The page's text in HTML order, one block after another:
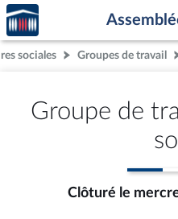
Aller au contenu
Aller en bas de la page
Accèder
à la
page
d'accueil
sociales Groupes de travail
Groupe de
Clôturé le